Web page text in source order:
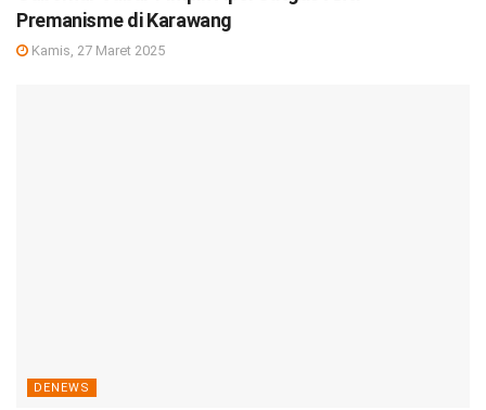
Premanisme di Karawang
Kamis, 27 Maret 2025
DENEWS